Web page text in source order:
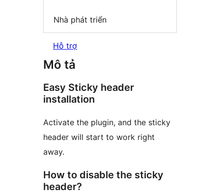
Nhà phát triển
Hỗ trợ
Mô tả
Easy Sticky header
installation
Activate the plugin, and the sticky
header will start to work right
away.
How to disable the sticky
header?